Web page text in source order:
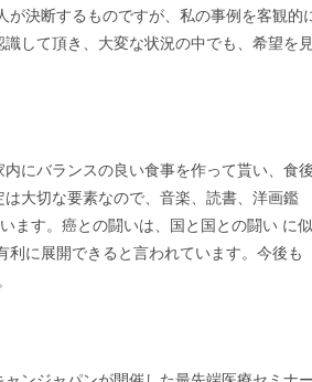
決断するものですが、私の事例を客観的
して頂き、大変な状況の中でも、希望を見
にバランスの良い食事を作って貰い、食後
大切な要素なので、音楽、読書、洋画鑑
ます。癌との闘いは、国と国との闘い に似
に展開できると言われています。今後も